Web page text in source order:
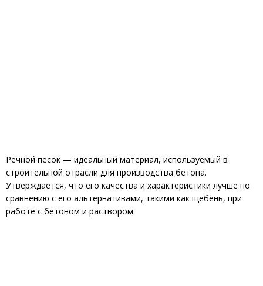
Речной песок — идеальный материал, используемый в
строительной отрасли для производства бетона.
Утверждается, что его качества и характеристики лучше по
сравнению с его альтернативами, такими как щебень, при
работе с бетоном и раствором.